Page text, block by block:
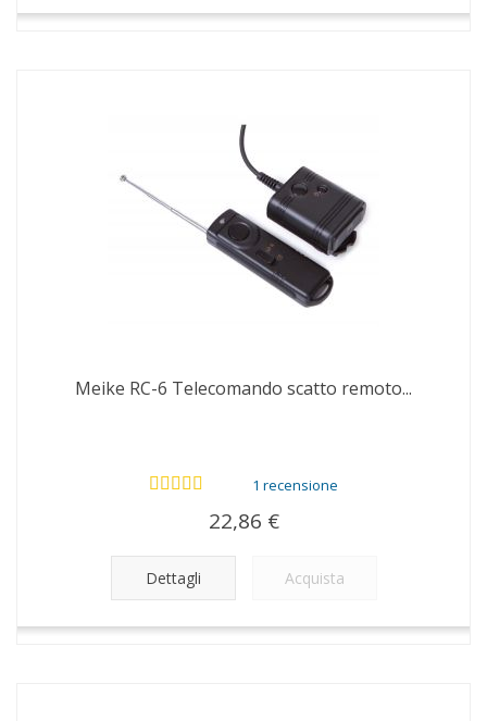
Meike RC-6 Telecomando scatto remoto...
1 recensione
22,86 €
Dettagli Acquista